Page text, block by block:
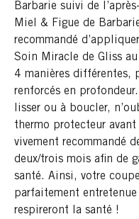
Barbarie suivi de
Miel & Figue de
recommandé
Soin Miracle de Gliss
4 manières différentes,
renforcés en
lisser ou à boucler,
thermo protecteur
vivement recommandé
deux/trois mois afin de
santé. Ainsi, votre
parfaitement
respireront la santé !